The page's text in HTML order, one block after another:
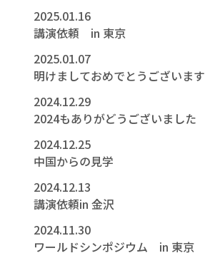
2025.01.16
講演依頼 in 東京
2025.01.07
明けましておめでとうございます
2024.12.29
2024もありがどうございました
2024.12.25
中国からの見学
2024.12.13
講演依頼in 金沢
2024.11.30
ワールドシンポジウム in 東京